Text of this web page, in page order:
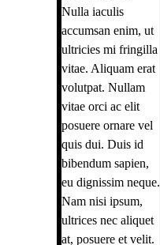
Nulla iaculis
accumsan enim, ut
ultricies mi fringilla
vitae. Aliquam erat
volutpat. Nullam
vitae orci ac elit
posuere ornare vel
quis dui. Duis id
bibendum sapien,
eu dignissim neque.
Nam nisi ipsum,
ultrices nec aliquet
at, posuere et velit.